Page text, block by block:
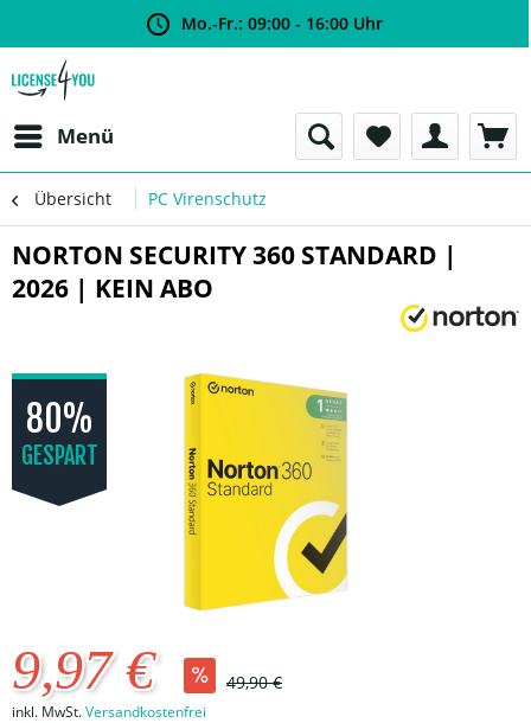
Mo.-Fr.: 09:00 - 16:00 Uhr
Menü
Übersicht PC Virenschutz
NORTON SECURITY 360 STANDARD |
2026 | KEIN ABO
80%
GESPART
9,97 € 49,90 €
inkl. MwSt.Versandkostenfrei